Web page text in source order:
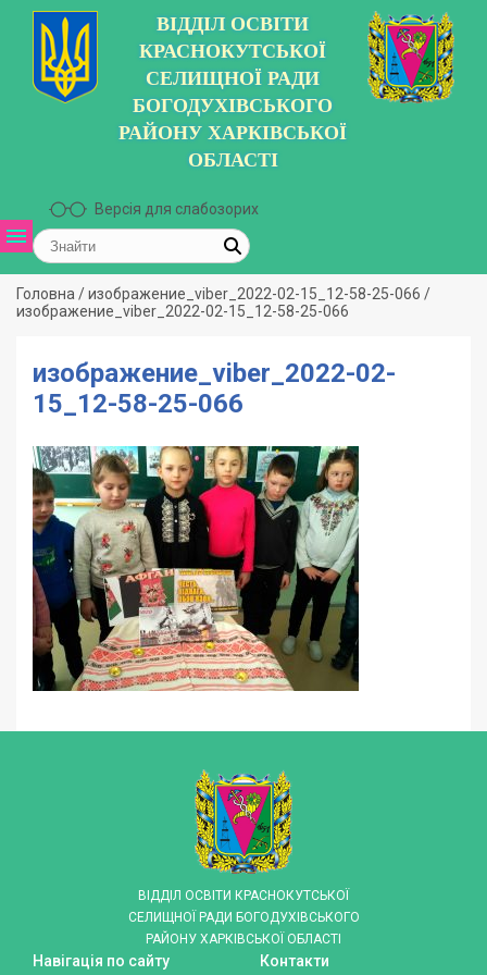
ВІДДІЛ ОСВІТИ
КРАСНОКУТСЬКОЇ
СЕЛИЩНОЇ РАДИ
БОГОДУХІВСЬКОГО
РАЙОНУ ХАРКІВСЬКОЇ
ОБЛАСТІ
Версія для слабозорих
Головна /изображение_viber_2022-02-15_12-58-25-066 /
изображение_viber_2022-02-15_12-58-25-066
изображение_viber_2022-02-
15_12-58-25-066
ВІДДІЛ ОСВІТИ КРАСНОКУТСЬКОЇ
СЕЛИЩНОЇ РАДИ БОГОДУХІВСЬКОГО
РАЙОНУ ХАРКІВСЬКОЇ ОБЛАСТІ
Навігація по сайту Контакти